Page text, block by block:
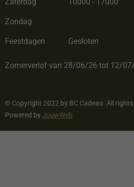
Zaterdag 10u00 - 17u00
Zondag
Feestdagen Gesloten
Zomerverlof van 28/06/26 tot 12/
© Copyright 2022 by BC Cadeau. All rights
Powered byJouwWeb